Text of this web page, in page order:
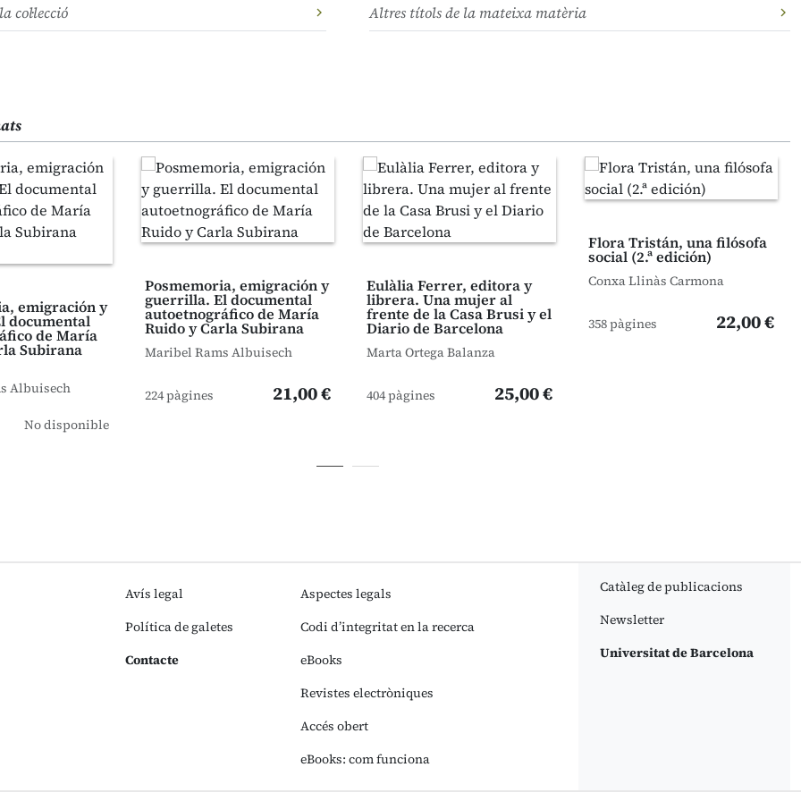
col·lecció Altres títols de la mateixa matèria
emigración y
documental
de María
Subirana
Albuisech
No disponible
Posmemoria, emigración y
guerrilla. El documental
autoetnográfico de María
Ruido y Carla Subirana
Maribel Rams Albuisech
224 pàgines 21,00 €
Eulàlia Ferrer, editora y
librera. Una mujer al
frente de la Casa Brusi y el
Diario de Barcelona
Marta Ortega Balanza
404 pàgines 25,00 €
Flora Tristán, una filósofa
social (2.ª edición)
Conxa Llinàs Carmona
358 pàgines 22,00 €
Avís legal
Política de galetes
Contacte
Aspectes legals
Codi d’integritat en la recerca
eBooks
Revistes electròniques
Accés obert
eBooks: com funciona
Catàleg de publicacions
Newsletter
Universitat de Barcelona